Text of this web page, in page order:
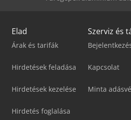
Elad
Árak és tarifák
Hirdetések feladása
Hirdetések kezelése
Hirdetés foglalása
Szerviz és
Kapcsolat
Minta